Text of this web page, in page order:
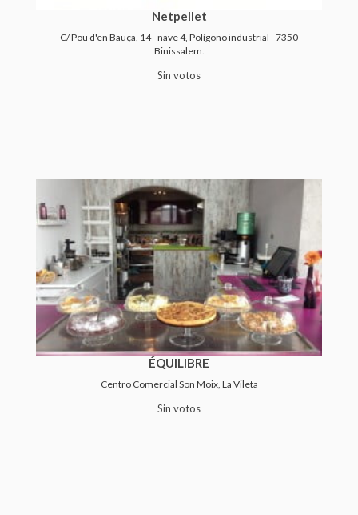
Netpellet
C/ Pou d'en Bauça, 14 - nave 4, Polígono industrial - 7350
Binissalem.
Sin votos
ÉQUILIBRE
Centro Comercial Son Moix, La Vileta
Sin votos